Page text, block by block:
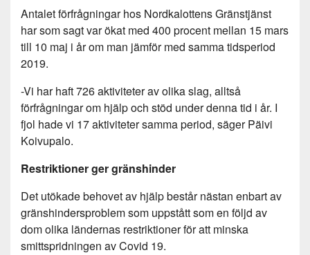
Antalet förfrågningar hos Nordkalottens Gränstjänst
har som sagt var ökat med 400 procent mellan 15 mars
till 10 maj i år om man jämför med samma tidsperiod
2019.
-Vi har haft 726 aktiviteter av olika slag, alltså
förfrågningar om hjälp och stöd under denna tid i år. I
fjol hade vi 17 aktiviteter samma period, säger Päivi
Koivupalo.
Restriktioner ger gränshinder
Det utökade behovet av hjälp består nästan enbart av
gränshindersproblem som uppstått som en följd av
dom olika ländernas restriktioner för att minska
smittspridningen av Covid 19.